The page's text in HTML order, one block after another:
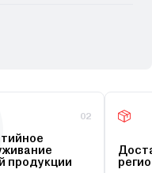
02
продукции